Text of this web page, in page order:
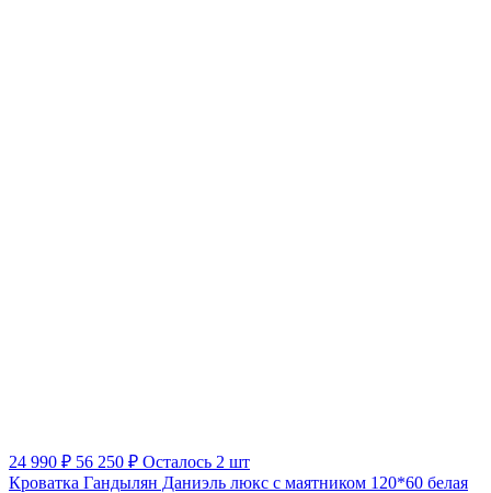
24 990 ₽ 56 250 ₽ Осталось 2 шт
Кроватка Гандылян Даниэль люкс с маятником 120*60 белая